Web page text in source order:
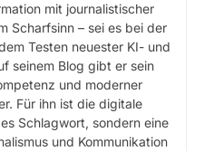
mit journalistischer
Scharfsinn – sei es bei der
Testen neuester KI- und
seinem Blog gibt er sein
und moderner
Für ihn ist die digitale
Schlagwort, sondern eine
und Kommunikation